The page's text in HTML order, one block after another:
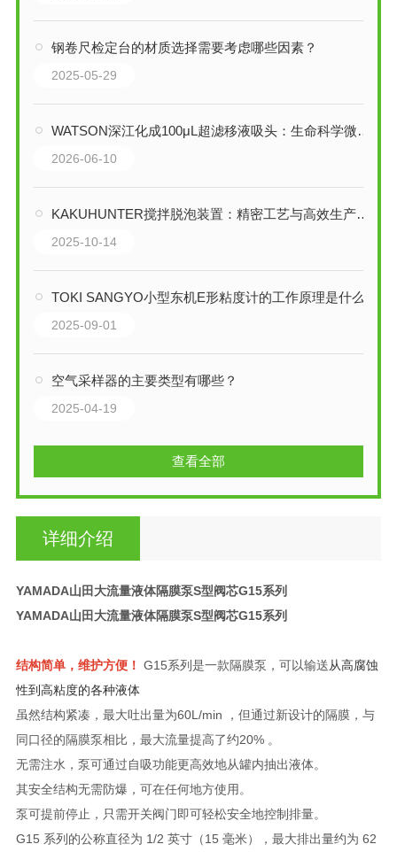
钢卷尺检定台的材质选择需要考虑哪些因素？
2025-05-29
WATSON深江化成100μL超滤移液吸头：生命科学微量移液的超滤防护屏障
2026-06-10
KAKUHUNTER搅拌脱泡装置：精密工艺与高效生产的融合
2025-10-14
TOKI SANGYO小型东机E形粘度计的工作原理是什么
2025-09-01
空气采样器的主要类型有哪些？
2025-04-19
查看全部
详细介绍
YAMADA山田大流量液体隔膜泵S型阀芯G15系列
YAMADA山田大流量液体隔膜泵S型阀芯G15系列
结构简单，维护方便！ G15系列是一款隔膜泵，可以输送从高腐蚀
性到高粘度的各种液体
虽然结构紧凑 ，最大吐出量为60L/min ，但通过新设计的隔膜， 与
同口径的隔膜泵相比， 最大流量提高了约20% 。
无需注水，泵可通过自吸功能更高效地从罐内抽出液体。
其安全结构无需防爆，可在任何地方使用。
泵可提前停止，只需开关阀门即可轻松安全地控制排量。
G15 系列的公称直径为 1/2 英寸（15 毫米），最大排出量约为 62